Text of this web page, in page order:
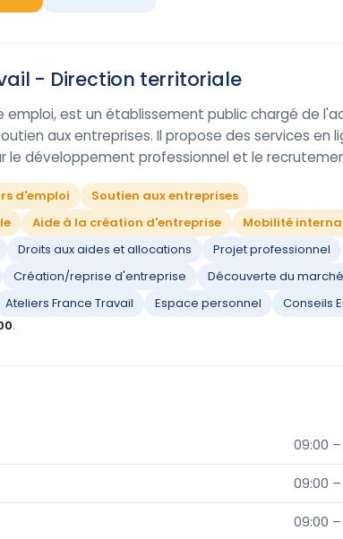
- Direction territoriale
emploi, est un établissement public chargé de
aux entreprises. Il propose des services en
le développement professionnel et le
d'emploi
Soutien aux entreprises
Aide à la création d'entreprise
Mobilité
Droits aux aides et allocations
Projet professionnel
Création/reprise d'entreprise
Découverte du
Ateliers France Travail Espace personnel
Conseils
.
09:00 –
09:00 –
09:00 –